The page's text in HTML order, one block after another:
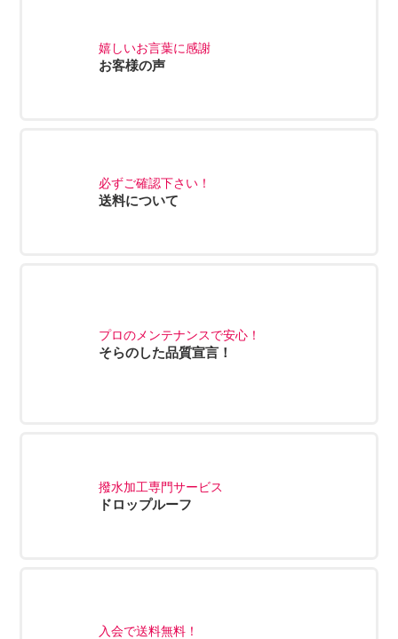
嬉しいお言葉に感謝
お客様の声
必ずご確認下さい！
送料について
プロのメンテナンスで安心！
そらのした品質宣言！
撥水加工専門サービス
ドロップルーフ
入会で送料無料！